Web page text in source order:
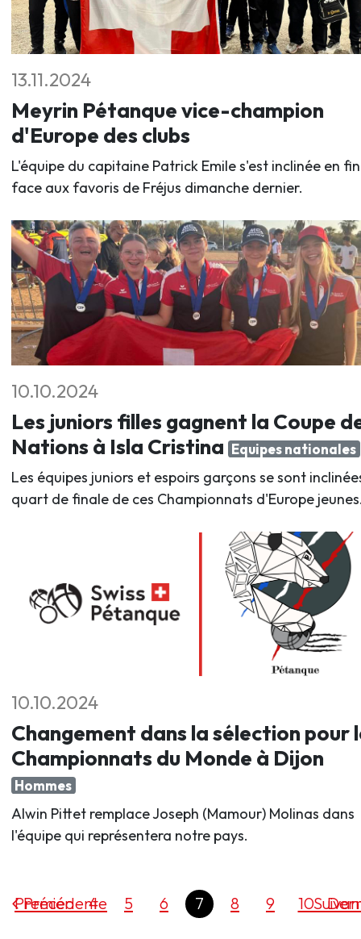
13.11.2024
Meyrin Pétanque vice-champion
d'Europe des clubs
L'équipe du capitaine Patrick Emile s'est inclinée en
face aux favoris de Fréjus dimanche dernier.
10.10.2024
Les juniors filles gagnent la Coupe
Nations à Isla Cristina Equipes nationales
Les équipes juniors et espoirs garçons se sont
quart de finale de ces Championnats d'Europe
10.10.2024
Changement dans la sélection pour
Championnats du Monde à Dijon
Hommes
Alwin Pittet remplace Joseph (Mamour) Molinas dans
l'équipe qui représentera notre pays.
Précédente
Premier 4 5 6 7 8 9 10